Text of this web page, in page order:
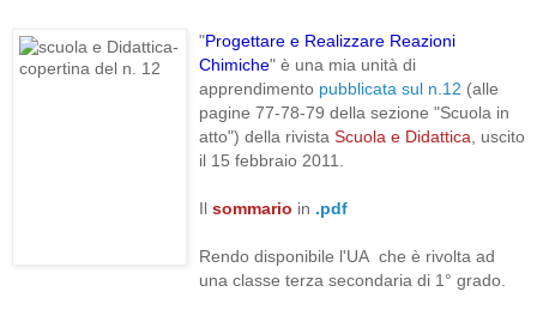
"Progettare e Realizzare Reazioni
Chimiche" è una mia unità di
apprendimento pubblicata sul n.12 (alle
pagine 77-78-79 della sezione "Scuola in
atto") della rivista Scuola e Didattica , uscito
il 15 febbraio 2011.
Il sommario in .pdf
Rendo disponibile l'UA che è rivolta ad
una classe terza secondaria di 1° grado.